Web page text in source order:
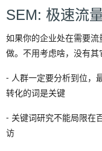
SEM: 极速流
如果你的企业处在需要
做。不用考虑啥，没有其
- 人群一定要分析到位，
转化的词是关键
- 关键词研究不能局限在
访